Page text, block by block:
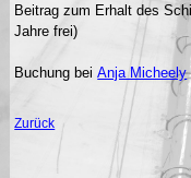
Beitrag zum Erhalt des
Jahre frei)
Buchung beiAnja Micheely
Zurück